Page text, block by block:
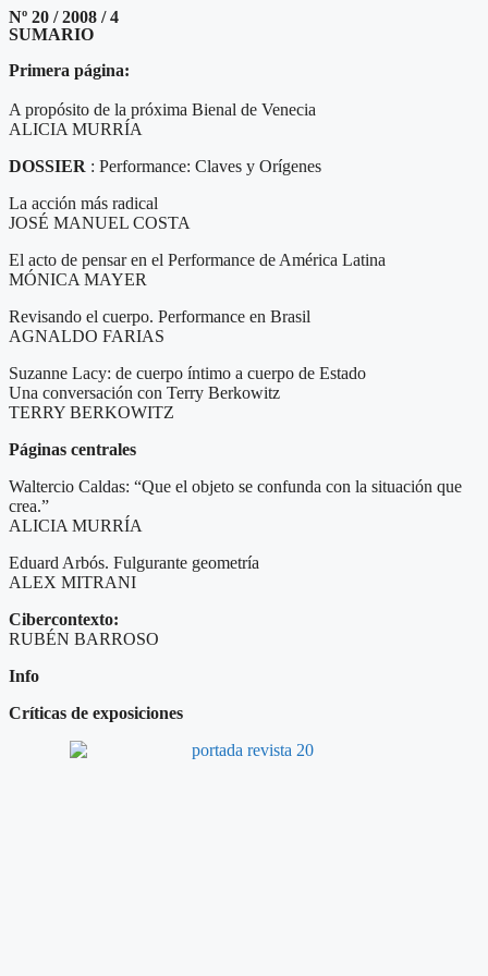
Nº 20 / 2008 / 4
SUMARIO
Primera página:
A propósito de la próxima Bienal de Venecia
ALICIA MURRÍA
DOSSIER : Performance: Claves y Orígenes
La acción más radical
JOSÉ MANUEL COSTA
El acto de pensar en el Performance de América Latina
MÓNICA MAYER
Revisando el cuerpo. Performance en Brasil
AGNALDO FARIAS
Suzanne Lacy: de cuerpo íntimo a cuerpo de Estado
Una conversación con Terry Berkowitz
TERRY BERKOWITZ
Páginas centrales
Waltercio Caldas: “Que el objeto se confunda con la situación que
crea.”
ALICIA MURRÍA
Eduard Arbós. Fulgurante geometría
ALEX MITRANI
Cibercontexto:
RUBÉN BARROSO
Info
Críticas de exposiciones